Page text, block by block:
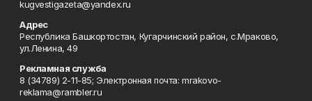
kugvestigazeta@yandex.ru
Адрес
Республика Башкортостан, Кугарчинский район, с.Мраково,
ул.Ленина, 49
Рекламная служба
8 (34789) 2-11-85; Электронная почта: mrakovo-
reklama@rambler.ru